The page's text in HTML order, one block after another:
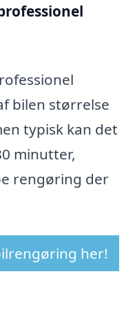
bilen størrelse
typisk kan det
minutter,
rengøring der
her!